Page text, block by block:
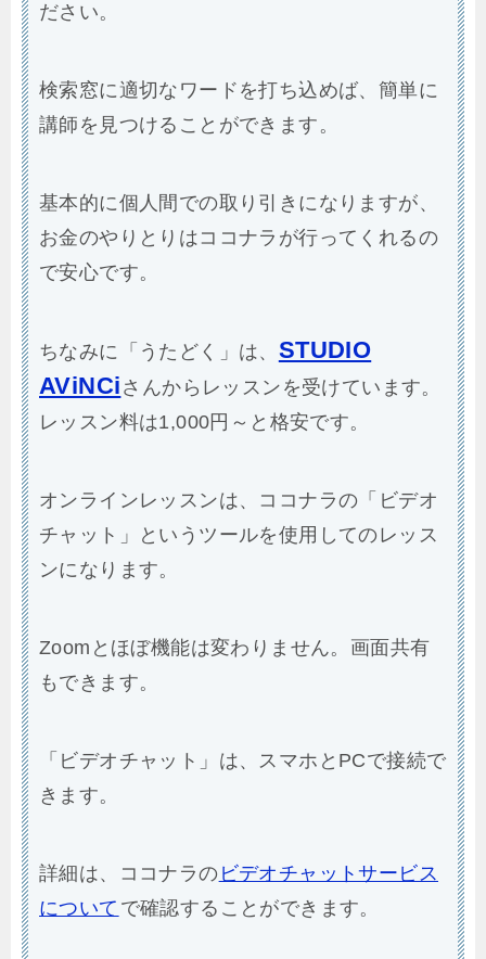
ださい。
検索窓に適切なワードを打ち込めば、簡単に
講師を見つけることができます。
基本的に個人間での取り引きになりますが、
お金のやりとりはココナラが行ってくれるの
で安心です。
ちなみに「うたどく」は、 STUDIO
AViNCi さんからレッスンを受けています。
レッスン料は1,000円～と格安です。
オンラインレッスンは、ココナラの「ビデオ
チャット」というツールを使用してのレッス
ンになります。
Zoomとほぼ機能は変わりません。画面共有
もできます。
「ビデオチャット」は、スマホとPCで接続で
きます。
詳細は、ココナラの ビデオチャットサービス
について で確認することができます。